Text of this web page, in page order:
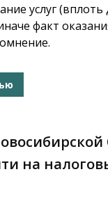
услуг
факт
на